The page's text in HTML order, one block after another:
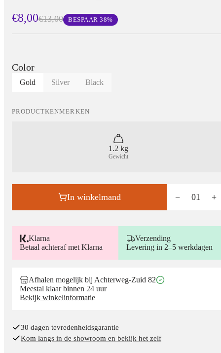
€8,00€13,00 BESPAAR38%
Color
Gold Silver Black
PRODUCTKENMERKEN
1.2 kg
Gewicht
In winkelmand − 01 +
Klarna
Betaal achteraf met Klarna
Verzending
Levering in 2–5 werkdagen
Afhalen mogelijk bij Achterweg-Zuid 82
Meestal klaar binnen 24 uur
Bekijk winkelinformatie
30 dagen tevredenheidsgarantie
Kom langs in de showroom en bekijk het zelf